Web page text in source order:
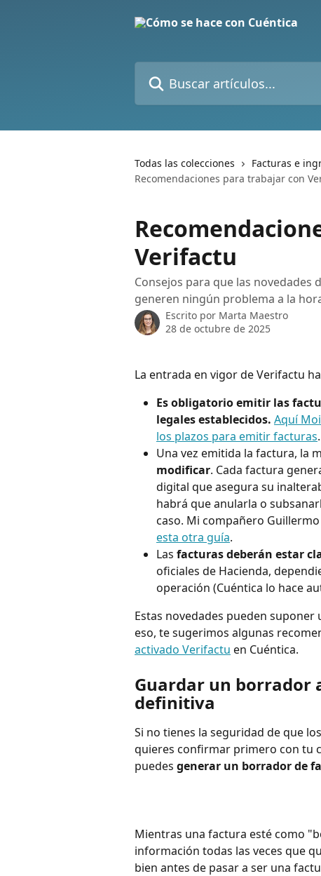
Todas las colecciones Facturas e
Recomendaciones para trabajar con
Verifactu
Consejos para que las
generen ningún problema a la
Escrito por Marta Maestro
28 de octubre de 2025
La entrada en vigor de Verifactu
Es obligatorio emitir las
legales establecidos. Aquí
los plazos para emitir facturas.
Una vez emitida la factura, la
modificar. Cada factura
digital que asegura su
habrá que anularla o
caso. Mi compañero Guillermo
esta otra guía.
Las facturas deberán estar
oficiales de Hacienda,
operación (Cuéntica lo hace
Estas novedades pueden
eso, te sugerimos algunas
activado Verifactu en Cuéntica.
Guardar un borrador
definitiva
Si no tienes la seguridad de que
quieres confirmar primero con tu
puedes generar un borrador de
Mientras una factura esté como
información todas las veces que
bien antes de pasar a ser una